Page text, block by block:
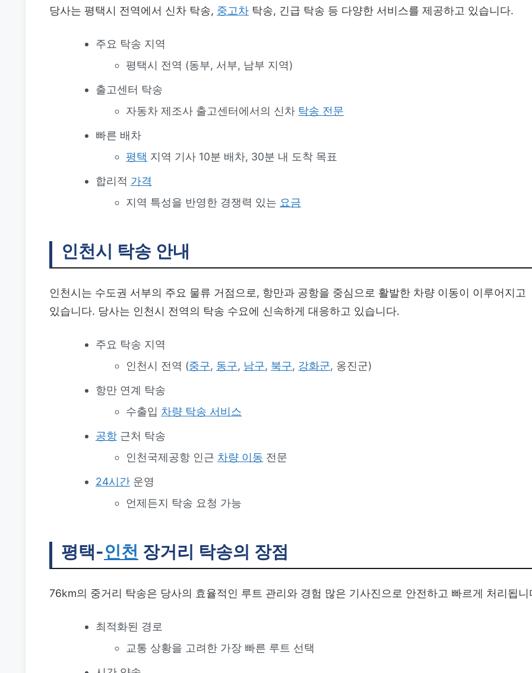
당사는 평택시 전역에서 신차 탁송, 중고차 탁송, 긴급 탁송 등 다양한 서비스를 제공하고 있습니다.
주요 탁송 지역
평택시 전역 (동부, 서부, 남부 지역)
출고센터 탁송
자동차 제조사 출고센터에서의 신차 탁송 전문
빠른 배차
평택 지역 기사 10분 배차, 30분 내 도착 목표
합리적 가격
지역 특성을 반영한 경쟁력 있는 요금
인천시 탁송 안내
인천시는 수도권 서부의 주요 물류 거점으로, 항만과 공항을 중심으로 활발한 차량 이동이 이루어지고
있습니다. 당사는 인천시 전역의 탁송 수요에 신속하게 대응하고 있습니다.
주요 탁송 지역
인천시 전역 (중구, 동구, 남구, 북구, 강화군, 옹진군)
항만 연계 탁송
수출입 차량 탁송 서비스
공항근처 탁송
인천국제공항 인근 차량 이동 전문
24시간운영
언제든지 탁송 요청 가능
평택-인천 장거리 탁송의 장점
76km의 중거리 탁송은 당사의 효율적인 루트 관리와 경험 많은 기사진으로 안전하고 빠르게 처리됩니
최적화된 경로
교통 상황을 고려한 가장 빠른 루트 선택